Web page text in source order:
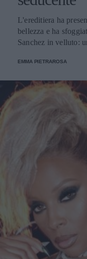
L'ereditiera ha
bellezza e ha
Sanchez in velluto:
EMMA PIETRAROSA